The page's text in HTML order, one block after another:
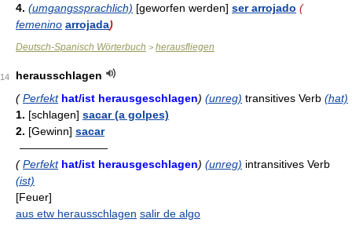
4. (umgangssprachlich) [geworfen werden] ser arrojado (
femenino arrojada)
Deutsch-Spanisch Wörterbuch > herausfliegen
14
herausschlagen
( Perfekt hat/ist herausgeschlagen) (unreg) transitives Verb (hat)
1. [schlagen] sacar (a golpes)
2. [Gewinn] sacar
————————
( Perfekt hat/ist herausgeschlagen) (unreg) intransitives Verb
(ist)
[Feuer]
aus etw herausschlagen salir de algo